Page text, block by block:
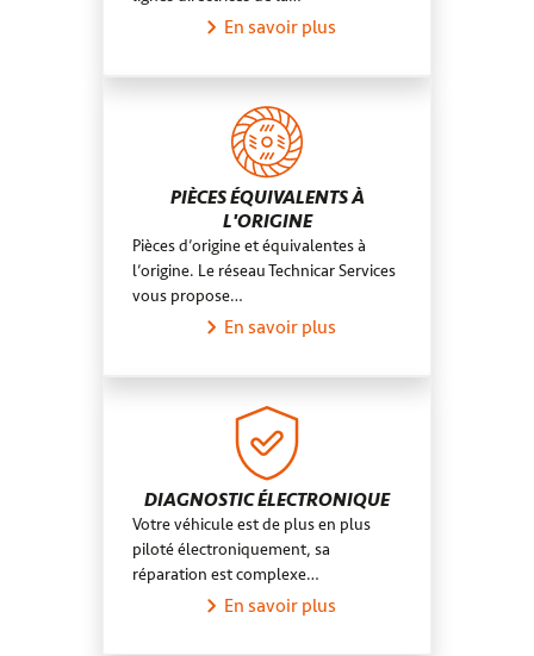
En savoir plus
PIÈCES ÉQUIVALENTS À
L'ORIGINE
Pièces d’origine et équivalentes à
l’origine. Le réseau Technicar Services
vous propose…
En savoir plus
DIAGNOSTIC ÉLECTRONIQUE
Votre véhicule est de plus en plus
piloté électroniquement, sa
réparation est complexe…
En savoir plus